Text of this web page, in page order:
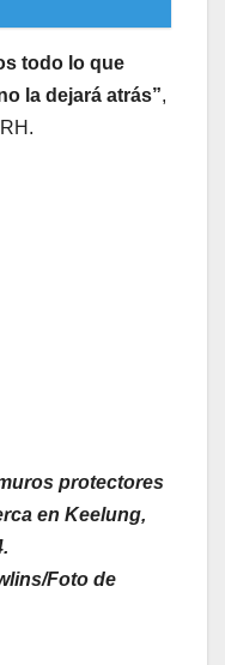
todo lo que
la dejará atrás”,
protectores
en Keelung,
Foto de